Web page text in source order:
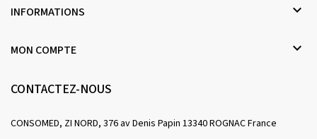
INFORMATIONS 
MON COMPTE 
CONTACTEZ-NOUS
CONSOMED, ZI NORD, 376 av Denis Papin 13340 ROGNAC France